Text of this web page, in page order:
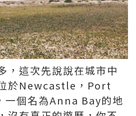
，這次先說說在城市中
於Newcastle，Port
個名為Anna Bay的地